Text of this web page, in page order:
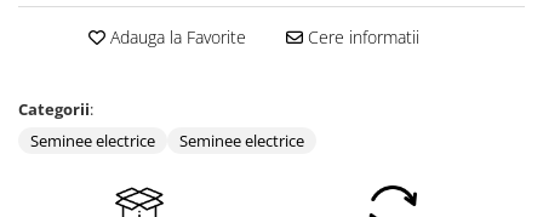
Chiuvete
Baterii de bucatarie
Robineti
Betoniere si vibratoare beton
Adauga la Favorite Cere informatii
Categorii:
Seminee electrice
Seminee electrice